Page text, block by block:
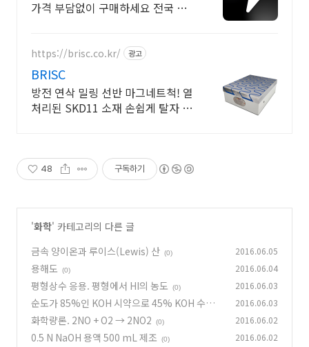
가격 부담없이 구매하세요 전국 각
드
https://brisc.co.kr/ 광고
BRISC
방전 연삭 밀링 선반 마그네트척! 열
처리된 SKD11 소재 손쉽게 탈자 가
48 구독하기
'화학' 카테고리의 다른 글
금속 양이온과 루이스(Lewis) 산 (0) 2016.06.05
용해도 (0) 2016.06.04
평형상수 응용. 평형에서 HI의 농도 (0) 2016.06.03
순도가 85%인 KOH 시약으로 45% KOH 수용
액 만들기
(1)
2016.06.03
화학량론. 2NO + O2 → 2NO2 (0) 2016.06.02
0.5 N NaOH 용액 500 mL 제조 (0) 2016.06.02